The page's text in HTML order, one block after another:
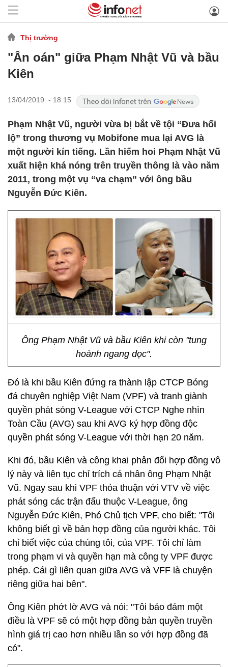
Thị trường
"Ân oán" giữa Phạm Nhật Vũ và bầu
Kiên
13/04/2019 - 18:15
Phạm Nhật Vũ, người vừa bị bắt về tội “Đưa hối
lộ” trong thương vụ Mobifone mua lại AVG là
một người kín tiếng. Lần hiếm hoi Phạm Nhật Vũ
xuất hiện khá nóng trên truyền thông là vào năm
2011, trong một vụ “va chạm” với ông bầu
Nguyễn Đức Kiên.
Ông Phạm Nhật Vũ và bầu Kiên khi còn "tung
hoành ngang dọc".
Đó là khi bầu Kiên đứng ra thành lập CTCP Bóng
đá chuyên nghiệp Việt Nam (VPF) và tranh giành
quyền phát sóng V-League với CTCP Nghe nhìn
Toàn Cầu (AVG) sau khi AVG ký hợp đồng độc
quyền phát sóng V-League với thời hạn 20 năm.
Khi đó, bầu Kiên và công khai phản đối hợp đồng vô
lý này và liên tục chỉ trích cá nhân ông Phạm Nhật
Vũ. Ngay sau khi VPF thỏa thuận với VTV về việc
phát sóng các trận đấu thuộc V-League, ông
Nguyễn Đức Kiên, Phó Chủ tịch VPF, cho biết: "Tôi
không biết gì về bản hợp đồng của người khác. Tôi
chỉ biết việc của chúng tôi, của VPF. Tôi chỉ làm
trong phạm vi và quyền hạn mà công ty VPF được
phép. Cái gì liên quan giữa AVG và VFF là chuyện
riêng giữa hai bên".
Ông Kiên phớt lờ AVG và nói: "Tôi bảo đảm một
điều là VPF sẽ có một hợp đồng bản quyền truyền
hình giá trị cao hơn nhiều lần so với hợp đồng đã
có".